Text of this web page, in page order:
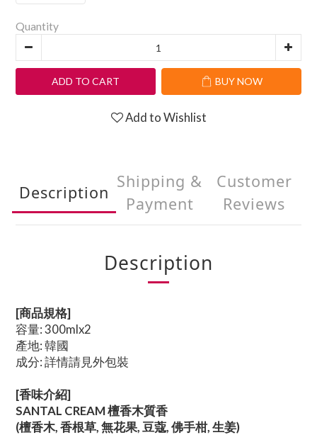
Quantity
ADD TO CART BUY NOW
Add to Wishlist
Description
Shipping &
Payment
Customer
Reviews
Description
[商品規格]
容量: 300mlx2
產地: 韓國
成分: 詳情請見外包裝
[香味介紹]
SANTAL CREAM 檀香木質香
(檀香木, 香根草, 無花果, 豆蔻, 佛手柑, 生姜)